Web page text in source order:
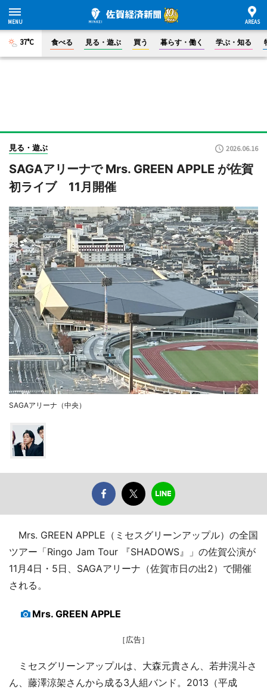
37°C 食べる 見る・遊ぶ 買う 暮らす・働く 学ぶ・知る
見る・遊ぶ 2026.06.16
SAGAアリーナで Mrs. GREEN APPLE が佐賀
初ライブ 11月開催
SAGAアリーナ（中央）
Mrs. GREEN APPLE（ミセスグリーンアップル）の全国
ツアー「Ringo Jam Tour 『SHADOWS』」の佐賀公演が
11月4日・5日、SAGAアリーナ（佐賀市日の出2）で開催
される。
Mrs. GREEN APPLE
［広告］
ミセスグリーンアップルは、大森元貴さん、若井滉斗さ
ん、藤澤涼架さんから成る3人組バンド。2013（平成